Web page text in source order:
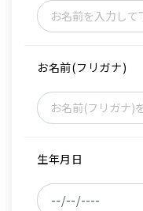
お名前(フリガナ)
生年月日